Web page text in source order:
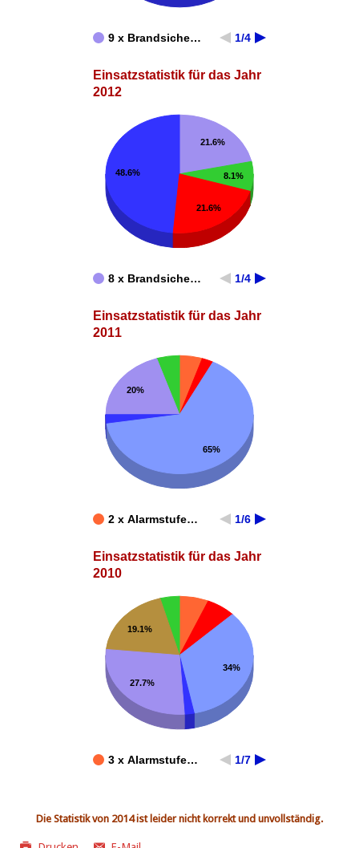
9 x Brandsiche… 1/4
Einsatzstatistik für das Jahr
2012
8 x Brandsiche… 1/4
21.6%
8.1%
48.6%
21.6%
Einsatzstatistik für das Jahr
2011
2 x Alarmstufe… 1/6
20%
65%
Einsatzstatistik für das Jahr
2010
3 x Alarmstufe… 1/7
34%
19.1%
27.7%
Die Statistik von 2014 ist leider nicht korrekt und unvollständig.